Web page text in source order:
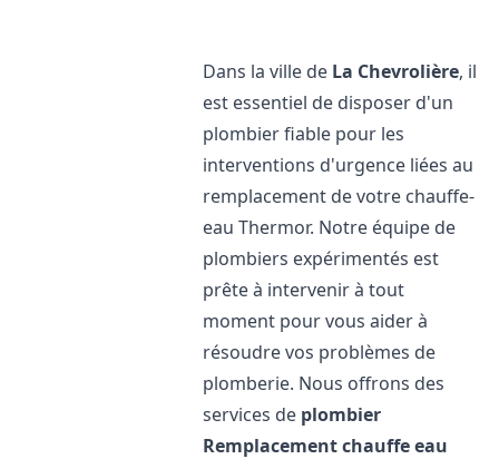
Dans la ville de La Chevrolière, il
est essentiel de disposer d'un
plombier fiable pour les
interventions d'urgence liées au
remplacement de votre chauffe-
eau Thermor. Notre équipe de
plombiers expérimentés est
prête à intervenir à tout
moment pour vous aider à
résoudre vos problèmes de
plomberie. Nous offrons des
services de plombier
Remplacement chauffe eau